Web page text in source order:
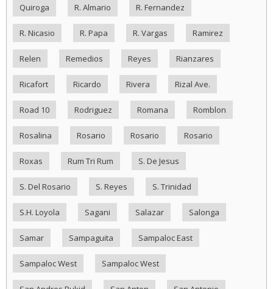
Quiroga R. Almario R. Fernandez
R. Nicasio R. Papa R. Vargas Ramirez
Relen Remedios Reyes Rianzares
Ricafort Ricardo Rivera Rizal Ave.
Road 10 Rodriguez Romana Romblon
Rosalina Rosario Rosario Rosario
Roxas Rum Tri Rum S. De Jesus
S. Del Rosario S. Reyes S. Trinidad
S.H. Loyola Sagani Salazar Salonga
Samar Sampaguita Sampaloc East
Sampaloc West Sampaloc West